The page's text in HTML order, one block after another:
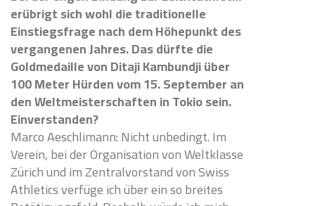
erübrigt sich wohl die traditionelle
Einstiegsfrage nach dem Höhepunkt des
vergangenen Jahres. Das dürfte die
Goldmedaille von Ditaji Kambundji über
100 Meter Hürden vom 15. September an
den Weltmeisterschaften in Tokio sein.
Einverstanden?
Marco Aeschlimann: Nicht unbedingt. Im
Verein, bei der Organisation von Weltklasse
Zürich und im Zentralvorstand von Swiss
Athletics verfüge ich über ein so breites